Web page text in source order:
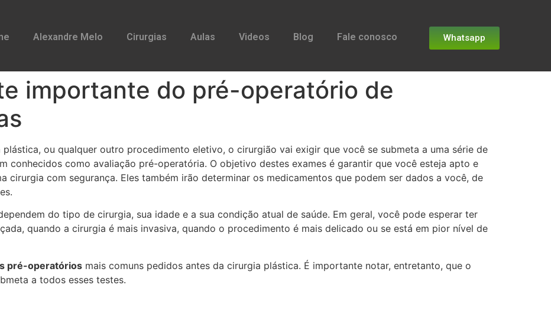
Alexandre Melo Cirurgias Aulas Videos Blog Fale conosco Whatsapp
importante do pré-operatório de
ou qualquer outro procedimento eletivo, o cirurgião vai exigir que você se submeta a uma série de
conhecidos como avaliação pré-operatória. O objetivo destes exames é garantir que você esteja apto e
cirurgia com segurança. Eles também irão determinar os medicamentos que podem ser dados a você, de
do tipo de cirurgia, sua idade e a sua condição atual de saúde. Em geral, você pode esperar ter
quando a cirurgia é mais invasiva, quando o procedimento é mais delicado ou se está em pior nível de
pré-operatórios mais comuns pedidos antes da cirurgia plástica. É importante notar, entretanto, que o
a todos esses testes.